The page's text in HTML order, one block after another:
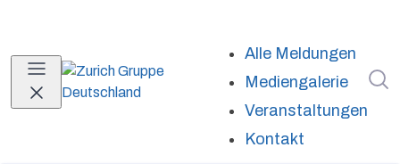
Alle Meldungen
Mediengalerie
Veranstaltungen
Kontakt